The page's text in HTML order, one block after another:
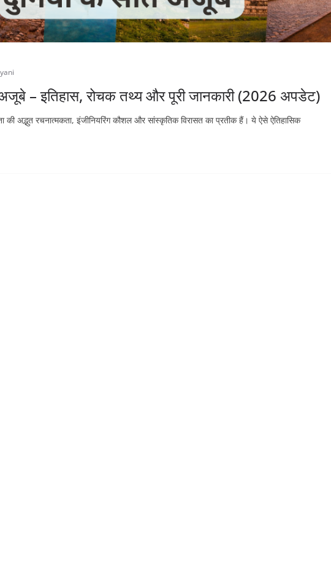
– इतिहास, रोचक तथ्य और पूरी जानकारी (2026 अपडेट)
की अद्भुत रचनात्मकता, इंजीनियरिंग कौशल और सांस्कृतिक विरासत का प्रतीक हैं। ये ऐसे ऐतिहासिक